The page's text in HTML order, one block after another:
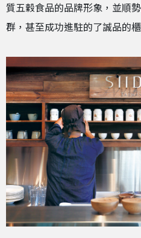
質五穀食品的品牌形象，並順
群，甚至成功進駐的了誠品的